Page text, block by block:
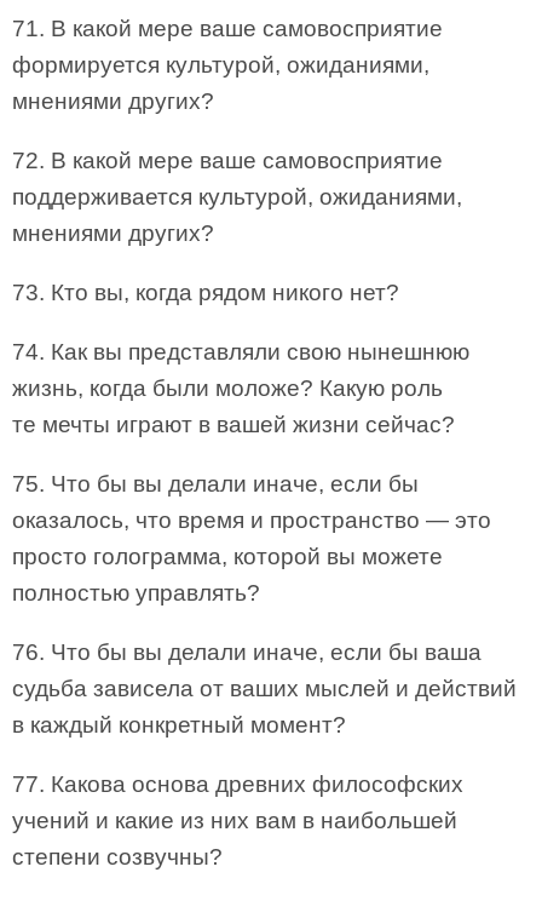
71. В какой мере ваше самовосприятие
формируется культурой, ожиданиями,
мнениями других?
72. В какой мере ваше самовосприятие
поддерживается культурой, ожиданиями,
мнениями других?
73. Кто вы, когда рядом никого нет?
74. Как вы представляли свою нынешнюю
жизнь, когда были моложе? Какую роль
те мечты играют в вашей жизни сейчас?
75. Что бы вы делали иначе, если бы
оказалось, что время и пространство — это
просто голограмма, которой вы можете
полностью управлять?
76. Что бы вы делали иначе, если бы ваша
судьба зависела от ваших мыслей и действий
в каждый конкретный момент?
77. Какова основа древних философских
учений и какие из них вам в наибольшей
степени созвучны?